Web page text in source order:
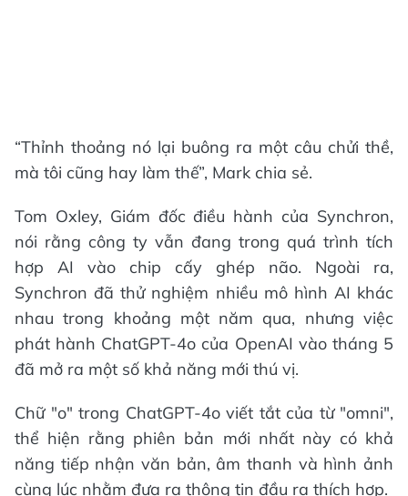
“Thỉnh thoảng nó lại buông ra một câu chửi thề,
mà tôi cũng hay làm thế”, Mark chia sẻ.
Tom Oxley, Giám đốc điều hành của Synchron,
nói rằng công ty vẫn đang trong quá trình tích
hợp AI vào chip cấy ghép não. Ngoài ra,
Synchron đã thử nghiệm nhiều mô hình AI khác
nhau trong khoảng một năm qua, nhưng việc
phát hành ChatGPT-4o của OpenAI vào tháng 5
đã mở ra một số khả năng mới thú vị.
Chữ "o" trong ChatGPT-4o viết tắt của từ "omni",
thể hiện rằng phiên bản mới nhất này có khả
năng tiếp nhận văn bản, âm thanh và hình ảnh
cùng lúc nhằm đưa ra thông tin đầu ra thích hợp.